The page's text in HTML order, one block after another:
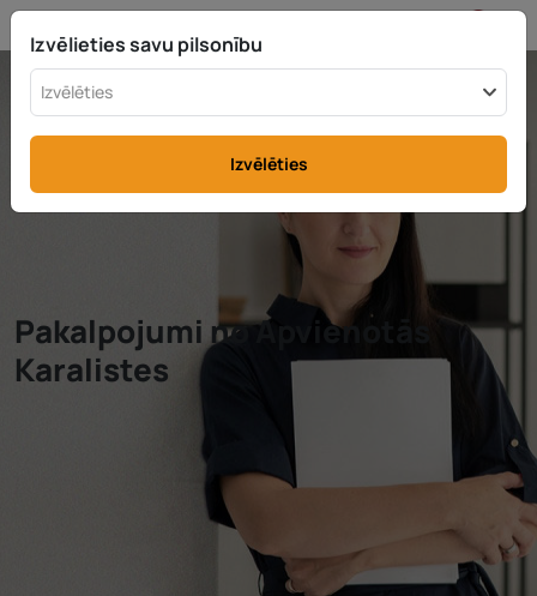
Pakalpojumi no Apvienotās
Karalistes
Izvēlieties savu pilsonību
Izvēlēties
Izvēlēties